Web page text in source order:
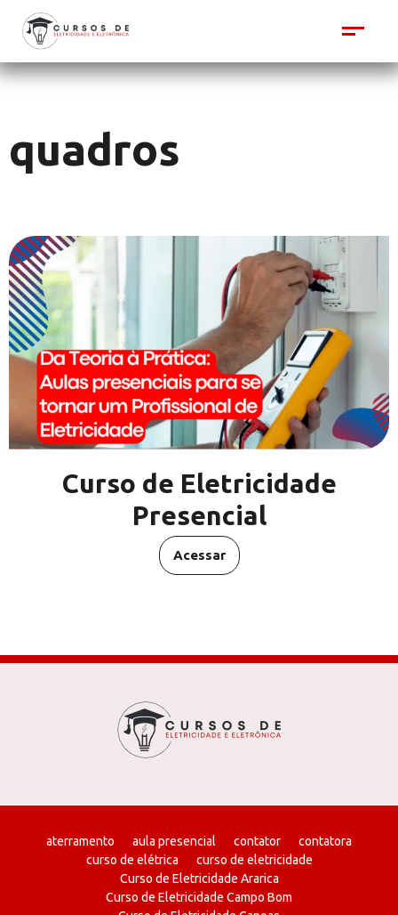
quadros
Curso de Eletricidade
Presencial
Acessar
aterramento aula presencial contator
contatora
curso de elétrica
curso de eletricidade
Curso de Eletricidade Ararica
Curso de Eletricidade Campo Bom